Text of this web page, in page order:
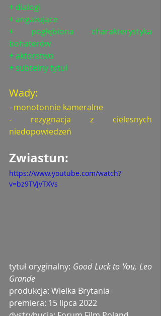
+ dialogi
+ angażujące
+ pogłębiona charakterystyka
bohaterów
+ aktorstwo
+ subtelny tytuł
Wady:
- monotonnie kameralne
- rezygnacja z cielesnych
niedopowiedzeń
Zwiastun:
https://www.youtube.com/watch?
v=bz9TVJvTXVs
tytuł oryginalny: Good Luck to You, Leo
Grande
produkcja: Wielka Brytania
premiera: 15 lipca 2022